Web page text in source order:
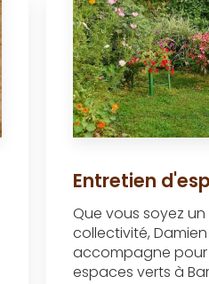
Entretien
Que vous soyez
collectivité,
accompagne pour
espaces verts à